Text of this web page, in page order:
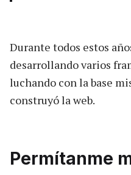
Durante todos estos
desarrollando varios
luchando con la base
construyó la web.
Permítanme